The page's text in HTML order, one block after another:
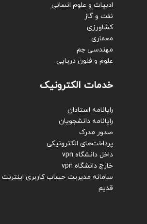
ادبیات و علوم انسانی
نفت و گاز
کشاورزی
معماری
مهندسی جم
علوم و فنون دریایی
خدمات الکترونیک
رایانامه استادان
رایانامه دانشجویان
صدور مدرک
پرداخت‌های الکترونیکی
داخل دانشگاه vpn
خارج دانشگاه vpn
سامانه مدیریت حساب کاربری اینترنت
قدیم